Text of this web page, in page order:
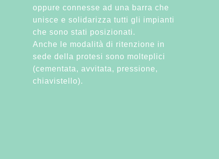
oppure connesse ad una barra che
unisce e solidarizza tutti gli impianti
che sono stati posizionati.
Anche le modalità di ritenzione in
sede della protesi sono molteplici
(cementata, avvitata, pressione,
chiavistello).